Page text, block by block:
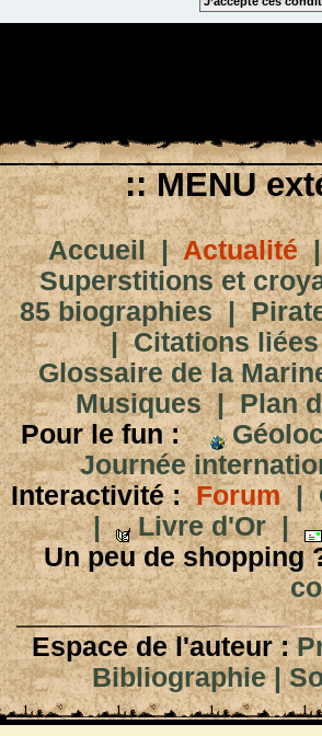
:: MENU
Accueil|Actualité
Superstitions et
85 biographies|
|Citations
Glossaire de la
Musiques|Plan
Pour le fun :
Journée
Interactivité : Forum|
|
Livre d'Or|
Un peu de shopping
Espace de l'auteur :
Bibliographie|